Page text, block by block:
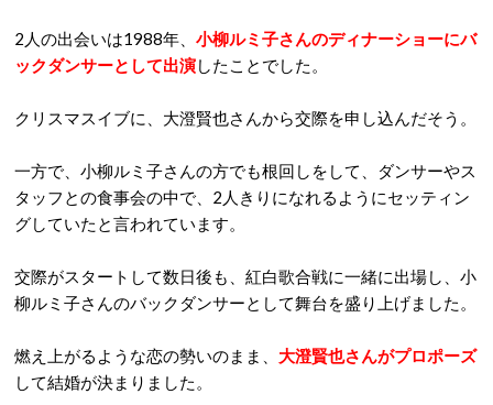
2人の出会いは1988年、 小柳ルミ子さんのディナーショーにバ
ックダンサーとして出演したことでした。
クリスマスイブに、大澄賢也さんから交際を申し込んだそう。
一方で、小柳ルミ子さんの方でも根回しをして、ダンサーやス
タッフとの食事会の中で、2人きりになれるようにセッティン
グしていたと言われています。
交際がスタートして数日後も、紅白歌合戦に一緒に出場し、小
柳ルミ子さんのバックダンサーとして舞台を盛り上げました。
燃え上がるような恋の勢いのまま、 大澄賢也さんがプロポーズ
して結婚が決まりました。